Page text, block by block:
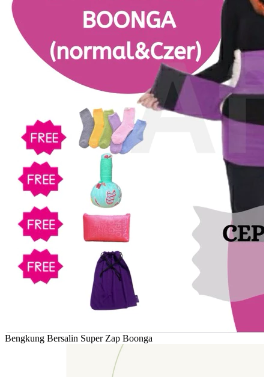
Bengkung Bersalin Super Zap Boonga